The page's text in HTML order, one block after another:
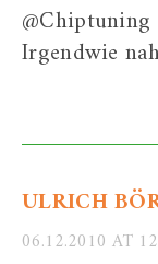
@Chiptuning
Irgendwie
ULRICH
06.12.2010 AT